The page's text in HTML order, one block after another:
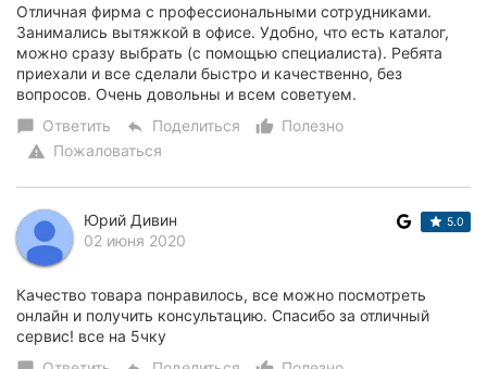
Отличная фирма с профессиональными сотрудниками.
Занимались вытяжкой в офисе. Удобно, что есть каталог,
можно сразу выбрать (с помощью специалиста). Ребята
приехали и все сделали быстро и качественно, без
вопросов. Очень довольны и всем советуем.
chat_bubble Ответить reply Поделиться thumb_up_alt
Полезно
warning Пожаловаться
Юрий Дивин
02 июня 2020
5.0
Качество товара понравилось, все можно посмотреть
онлайн и получить консультацию. Спасибо за отличный
сервис! все на 5чку